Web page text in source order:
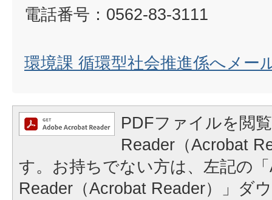
電話番号：0562-83-3111
環境課 循環型社会推進係へメー
PDFファイルを閲
Reader（Acrobat
す。お持ちでない方は、左記の
Reader（Acrobat Reader）」ダ